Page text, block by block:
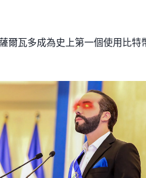
爾瓦多成為史上第一個使用比特